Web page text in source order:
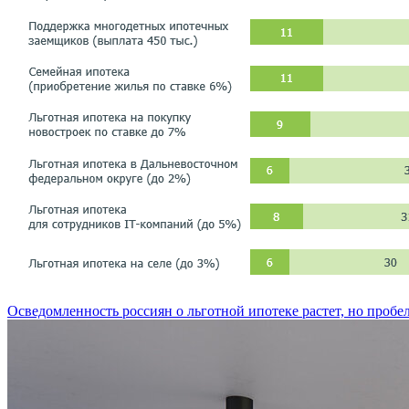
Осведомленность россиян о льготной ипотеке растет, но